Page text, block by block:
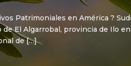
Patrimoniales en América ?
El Algarrobal, provincia de Ilo
de […]